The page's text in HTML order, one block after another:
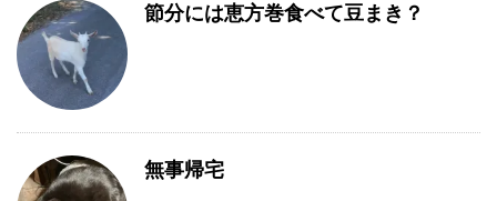
節分には恵方巻食べて豆まき？
無事帰宅